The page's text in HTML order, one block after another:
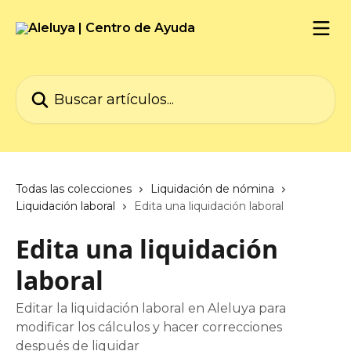
Buscar artículos...
Todas las colecciones
Liquidación de nómina
Liquidación laboral
Edita una liquidación laboral
Edita una liquidación
laboral
Editar la liquidación laboral en Aleluya para
modificar los cálculos y hacer correcciones
después de liquidar